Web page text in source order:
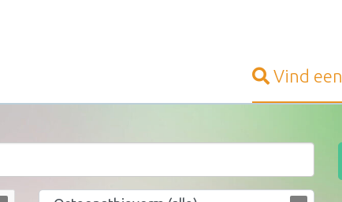
Vind een